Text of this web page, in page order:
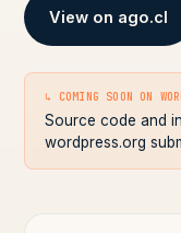
View on ago.cl
↳ COMING SOON ON
Source code and
wordpress.org